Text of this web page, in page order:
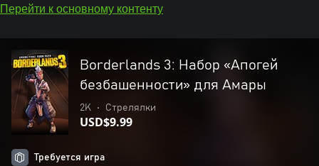
Перейти к основному контенту
Borderlands 3: Набор «Апогей
безбашенности» для Амары
2K • Стрелялки
USD$9.99
Требуется игра